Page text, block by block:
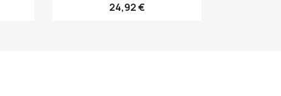
24,92 €